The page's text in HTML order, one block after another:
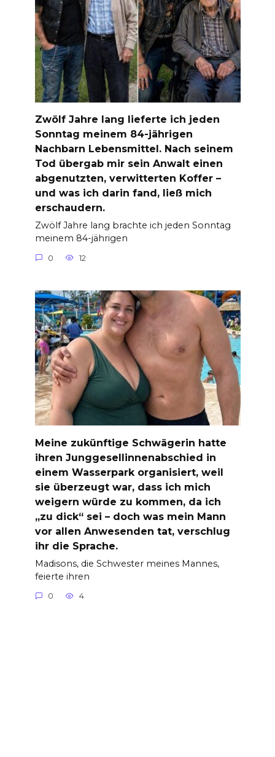
Zwölf Jahre lang lieferte ich jeden
Sonntag meinem 84-jährigen
Nachbarn Lebensmittel. Nach seinem
Tod übergab mir sein Anwalt einen
abgenutzten, verwitterten Koffer –
und was ich darin fand, ließ mich
erschaudern.
Zwölf Jahre lang brachte ich jeden Sonntag
meinem 84-jährigen
0 12
Meine zukünftige Schwägerin hatte
ihren Junggesellinnenabschied in
einem Wasserpark organisiert, weil
sie überzeugt war, dass ich mich
weigern würde zu kommen, da ich
„zu dick“ sei – doch was mein Mann
vor allen Anwesenden tat, verschlug
ihr die Sprache.
Madisons, die Schwester meines Mannes,
feierte ihren
0 4